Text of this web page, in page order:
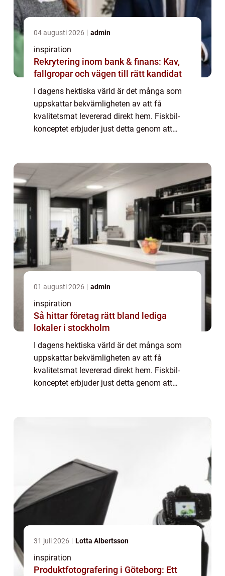
04 augusti 2026 admin
inspiration
Rekrytering inom bank & finans: Kav,
fallgropar och vägen till rätt kandidat
I dagens hektiska värld är det många som
uppskattar bekvämligheten av att få
kvalitetsmat levererad direkt hem. Fiskbil-
konceptet erbjuder just detta genom att
01 augusti 2026 admin
inspiration
Så hittar företag rätt bland lediga
lokaler i stockholm
I dagens hektiska värld är det många som
uppskattar bekvämligheten av att få
kvalitetsmat levererad direkt hem. Fiskbil-
konceptet erbjuder just detta genom att
31 juli 2026 Lotta Albertsson
inspiration
Produktfotografering i Göteborg: Ett